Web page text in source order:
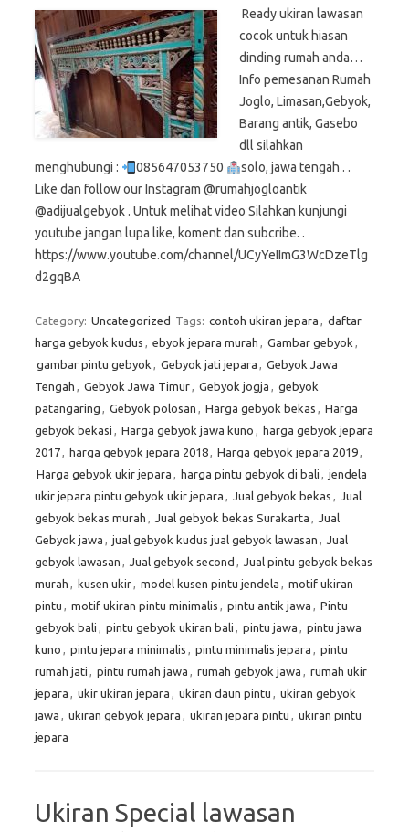
Ready ukiran lawasan
cocok untuk hiasan
dinding rumah anda…
Info pemesanan Rumah
Joglo, Limasan,Gebyok,
Barang antik, Gasebo
dll silahkan
menghubungi :
085647053750
solo, jawa tengah . .
Like dan follow our Instagram @rumahjogloantik
@adijualgebyok . Untuk melihat video Silahkan kunjungi
youtube jangan lupa like, koment dan subcribe. .
https://www.youtube.com/channel/UCyYeIImG3WcDzeTlg
d2gqBA
Category: Uncategorized Tags: contoh ukiran jepara , daftar
harga gebyok kudus , ebyok jepara murah , Gambar gebyok ,
gambar pintu gebyok , Gebyok jati jepara , Gebyok Jawa
Tengah , Gebyok Jawa Timur, Gebyok jogja , gebyok
patangaring , Gebyok polosan , Harga gebyok bekas , Harga
gebyok bekasi , Harga gebyok jawa kuno , harga gebyok jepara
2017, harga gebyok jepara 2018, Harga gebyok jepara 2019,
Harga gebyok ukir jepara , harga pintu gebyok di bali , jendela
ukir jepara pintu gebyok ukir jepara , Jual gebyok bekas , Jual
gebyok bekas murah , Jual gebyok bekas Surakarta , Jual
Gebyok jawa , jual gebyok kudus jual gebyok lawasan , Jual
gebyok lawasan , Jual gebyok second , Jual pintu gebyok bekas
murah , kusen ukir, model kusen pintu jendela , motif ukiran
pintu , motif ukiran pintu minimalis , pintu antik jawa , Pintu
gebyok bali , pintu gebyok ukiran bali , pintu jawa , pintu jawa
kuno , pintu jepara minimalis , pintu minimalis jepara , pintu
rumah jati , pintu rumah jawa , rumah gebyok jawa , rumah ukir
jepara , ukir ukiran jepara , ukiran daun pintu , ukiran gebyok
jawa , ukiran gebyok jepara , ukiran jepara pintu , ukiran pintu
jepara
Ukiran Special lawasan